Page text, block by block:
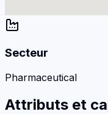
Secteur
Pharmaceutical
Attributs et